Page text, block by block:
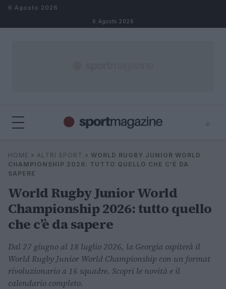
Salta al contenuto
6 Agosto 2026
6 Agosto 2026
⌕
Cerca
⌕
HOME » ALTRI SPORT » WORLD RUGBY JUNIOR WORLD
CHAMPIONSHIP 2026: TUTTO QUELLO CHE C’È DA
SAPERE
World Rugby Junior World
Championship 2026: tutto quello
che c’è da sapere
Dal 27 giugno al 18 luglio 2026, la Georgia ospiterà il
World Rugby Junior World Championship con un format
rivoluzionario a 16 squadre. Scopri le novità e il
calendario completo.